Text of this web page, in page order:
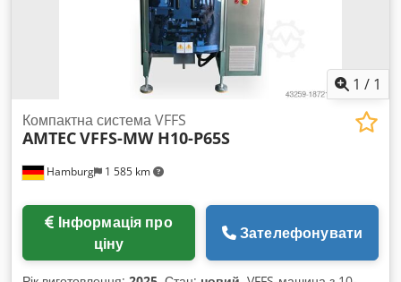
1 / 1
Hamburg 1 585 km
Компактна система VFFS
AMTECVFFS-MW H10-P65S
ціну
Зателефонувати